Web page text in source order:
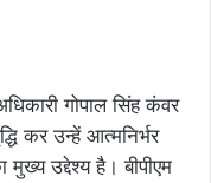
गोपाल सिंह कंवर
कर उन्हें आत्मनिर्भर
मुख्य उद्देश्य है। बीपीएम